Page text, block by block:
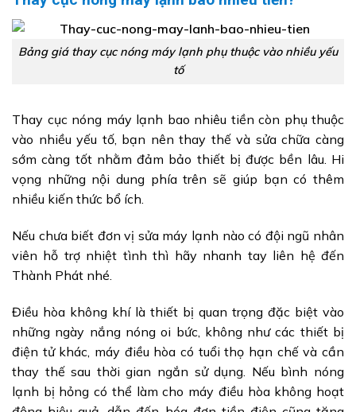
Bảng giá thay cục nóng máy lạnh phụ thuộc vào nhiều yếu
tố
Thay cục nóng máy lạnh bao nhiêu tiền còn phụ thuộc
vào nhiều yếu tố, bạn nên thay thế và sửa chữa càng
sớm càng tốt nhằm đảm bảo thiết bị được bền lâu. Hi
vọng những nội dung phía trên sẽ giúp bạn có thêm
nhiều kiến thức bổ ích.
Nếu chưa biết đơn vị sửa máy lạnh nào có đội ngũ nhân
viên hỗ trợ nhiệt tình thì hãy nhanh tay liên hệ đến
Thành Phát nhé.
Điều hòa không khí là thiết bị quan trọng đặc biệt vào
những ngày nắng nóng oi bức, không như các thiết bị
điện tử khác, máy điều hòa có tuổi thọ hạn chế và cần
thay thế sau thời gian ngắn sử dụng. Nếu bình nóng
lạnh bị hỏng có thể làm cho máy điều hòa không hoạt